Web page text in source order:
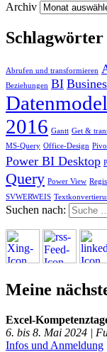
Archiv
Schlagwörter
Abrufen und transformieren
Beziehungen BI
2016 Gantt Get &
MS-Query Office-Design
Power BI Desktop
Query Power View
SVWERWEIS
Suchen nach:
Meine
Excel-
6. bis 8. Mai 2024 |
Infos und Anmeldung